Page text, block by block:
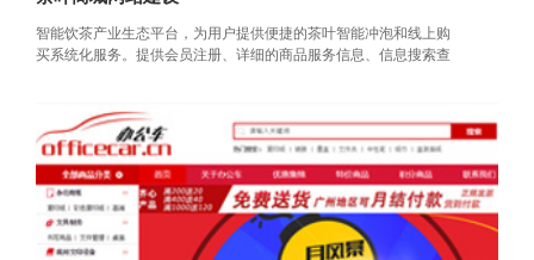
智能饮茶产业生态平台，为用户提供便捷的茶叶智能冲泡和线上购
买系统化服务。提供会员注册、详细的商品服务信息、信息搜索查